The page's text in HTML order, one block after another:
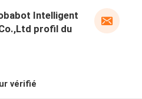
Intelligent
profil du
vérifié